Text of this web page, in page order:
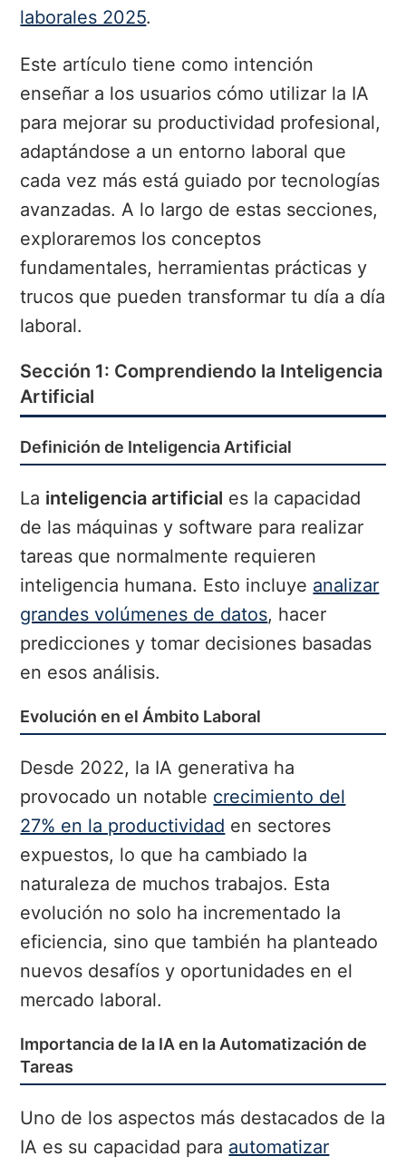
laborales 2025.
Este artículo tiene como intención
enseñar a los usuarios cómo utilizar la IA
para mejorar su productividad profesional,
adaptándose a un entorno laboral que
cada vez más está guiado por tecnologías
avanzadas. A lo largo de estas secciones,
exploraremos los conceptos
fundamentales, herramientas prácticas y
trucos que pueden transformar tu día a día
laboral.
Sección 1: Comprendiendo la Inteligencia
Artificial
Definición de Inteligencia Artificial
La inteligencia artificial es la capacidad
de las máquinas y software para realizar
tareas que normalmente requieren
inteligencia humana. Esto incluye analizar
grandes volúmenes de datos, hacer
predicciones y tomar decisiones basadas
en esos análisis.
Evolución en el Ámbito Laboral
Desde 2022, la IA generativa ha
provocado un notable crecimiento del
27% en la productividad en sectores
expuestos, lo que ha cambiado la
naturaleza de muchos trabajos. Esta
evolución no solo ha incrementado la
eficiencia, sino que también ha planteado
nuevos desafíos y oportunidades en el
mercado laboral.
Importancia de la IA en la Automatización de
Tareas
Uno de los aspectos más destacados de la
IA es su capacidad para automatizar